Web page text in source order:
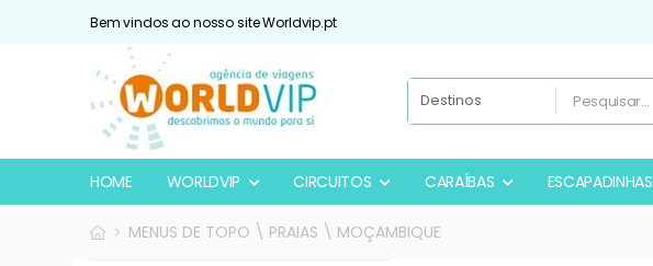
Bem vindos ao nosso site Worldvip.pt
HOME WORLDVIP CIRCUITOS CARAÍBAS ESCAPADINHAS
MENUS DE TOPO \ PRAIAS \ MOÇAMBIQUE